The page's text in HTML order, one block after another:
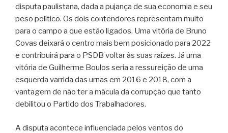
disputa paulistana, dada a pujança de sua economia e seu
peso político. Os dois contendores representam muito
para o campo a que estão ligados. Uma vitória de Bruno
Covas deixará o centro mais bem posicionado para 2022
e contribuirá para o PSDB voltar às suas raízes. Já uma
vitória de Guilherme Boulos seria a ressureição de uma
esquerda varrida das urnas em 2016 e 2018, com a
vantagem de não ter a mácula da corrupção que tanto
debilitou o Partido dos Trabalhadores.
A disputa acontece influenciada pelos ventos do